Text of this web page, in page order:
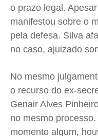
Contato
Anuncie
Privacidade
Contato
Anuncie
Privacidade
Contato
Anuncie
Privacidade
Contato
Anuncie
Privacidade
o prazo legal.
manifestou sobre o
pela defesa. Silva
no caso, ajuizado
No mesmo
o recurso do ex-
Genair Alves
no mesmo
momento algum,